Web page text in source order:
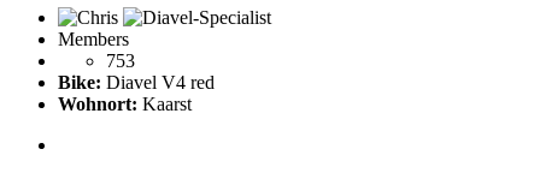
Members
753
Bike: Diavel V4 red
Wohnort: Kaarst